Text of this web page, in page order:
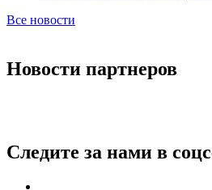
Все новости
Новости партнеров
Следите за нами в